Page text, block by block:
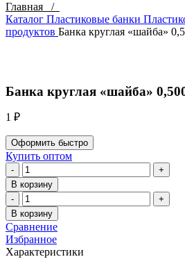
Главная /
Каталог Пластиковые банки
продуктов Банка круглая «шайба»
Банка круглая «шайба»
1 ₽
Оформить быстро
Купить оптом
Количество
товара
Банка
круглая
"шайба"
0,500
д.140
В корзину
Количество
товара
Банка
круглая
"шайба"
0,500
В корзину
Сравнение
Избранное
Характеристики